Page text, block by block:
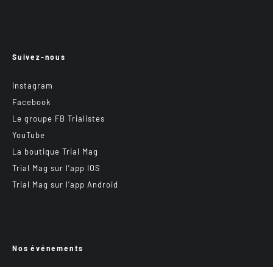
Suivez-nous
Instagram
Facebook
Le groupe FB Trialistes
YouTube
La boutique Trial Mag
Trial Mag sur l’app IOS
Trial Mag sur l’app Android
Nos événements